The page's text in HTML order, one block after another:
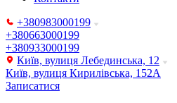
+380983000199
+380663000199
+380933000199
Київ, вулиця Лебединська, 12
Київ, вулиця Кирилівська, 152А
Записатися